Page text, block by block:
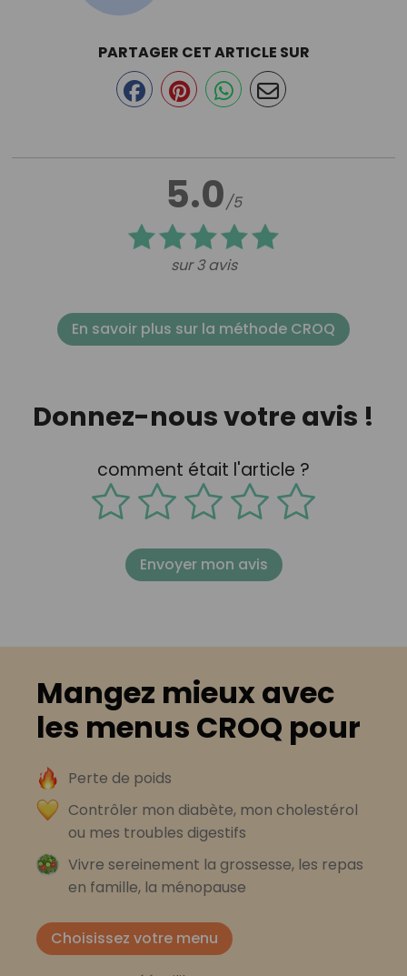
5.0/5
sur 3 avis
PARTAGER CET ARTICLE SUR
En savoir plus sur la méthode CROQ
Donnez-nous votre avis !
comment était l'article ?
Envoyer mon avis
Mangez mieux avec
les menus CROQ pour
Perte de poids
Contrôler mon diabète, mon cholestérol
ou mes troubles digestifs
Vivre sereinement la grossesse, les repas
en famille, la ménopause
Choisissez votre menu